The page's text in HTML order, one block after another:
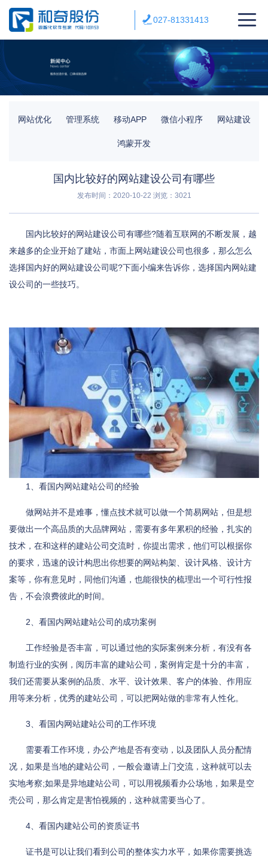
027-81331413
网站优化 管理系统 移动APP 微信小程序 网站建设
鸿蒙开发
国内比较好的网站建设公司有哪些
发布时间：2020-10-22 浏览：3021
国内比较好的网站建设公司有哪些?随着互联网的不断发展，越
来越多的企业开始了建站，市面上网站建设公司也很多，那么怎么
选择国内好的网站建设公司呢?下面小编来告诉你，选择国内网站建
设公司的一些技巧。
1、看国内网站建站公司的经验
做网站并不是难事，懂点技术就可以做一个简易网站，但是想
要做出一个高品质的大品牌网站，需要有多年累积的经验，扎实的
技术，在和这样的建站公司交流时，你提出需求，他们可以根据你
的要求，迅速的设计构思出你想要的网站构架、设计风格、设计方
案等，你有意见时，同他们沟通，也能很快的梳理出一个可行性报
告，不会浪费彼此的时间。
2、看国内网站建站公司的成功案例
工作经验是否丰富，可以通过他的实际案例来分析，有没有各
制造行业的实例，阅历丰富的建站公司，案例肯定是十分的丰富，
我们还需要从案例的品质、水平、设计效果、客户的体验、作用应
用等来分析，优秀的建站公司，可以把网站做的非常有人性化。
3、看国内网站建站公司的工作环境
需要看工作环境，办公产地是否有变动，以及团队人员分配情
况，如果是当地的建站公司，一般会邀请上门交流，这种就可以去
实地考察;如果是异地建站公司，可以用视频看办公场地，如果是空
壳公司，那么肯定是害怕视频的，这种就需要当心了。
4、看国内建站公司的资质证书
证书是可以让我们看到公司的整体实力水平，如果你需要挑选